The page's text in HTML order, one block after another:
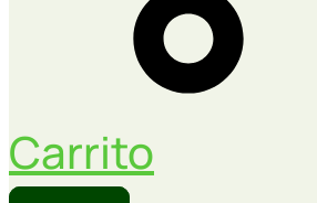
Carrito